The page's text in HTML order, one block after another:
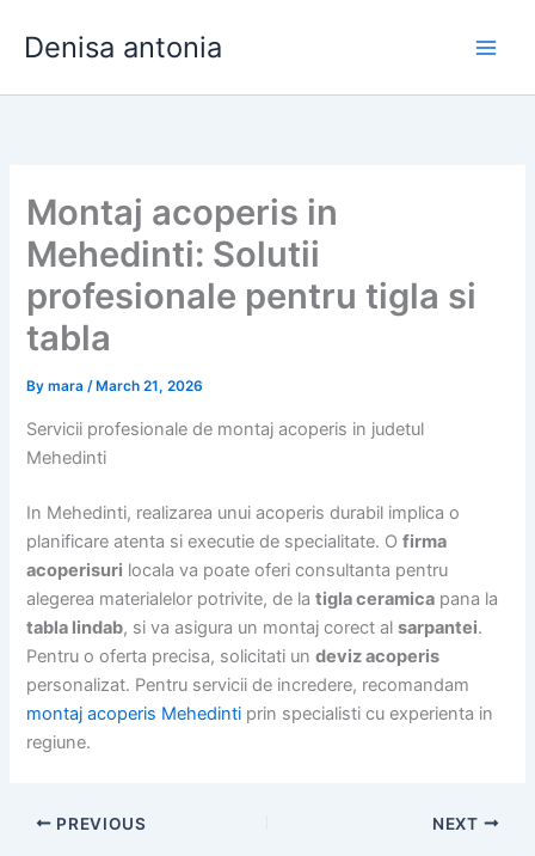
Denisa antonia
Montaj acoperis in
Mehedinti: Solutii
profesionale pentru tigla si
tabla
Bymara/ March 21, 2026
Servicii profesionale de montaj acoperis in judetul
Mehedinti
In Mehedinti, realizarea unui acoperis durabil implica o
planificare atenta si executie de specialitate. Ofirma
acoperisuri locala va poate oferi consultanta pentru
alegerea materialelor potrivite, de latigla ceramica pana la
tabla lindab, si va asigura un montaj corect alsarpantei.
Pentru o oferta precisa, solicitati undeviz acoperis
personalizat. Pentru servicii de incredere, recomandam
montaj acoperis Mehedinti prin specialisti cu experienta in
regiune.
PREVIOUS NEXT